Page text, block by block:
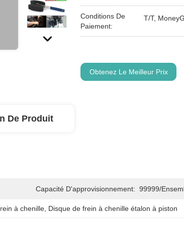
Conditions De
Paiement:
T/T,
Obtenez Le Meilleur Prix
De Produit
Capacité D'approvisionnement: 99999/
à chenille, Disque de frein à chenille étalon à piston